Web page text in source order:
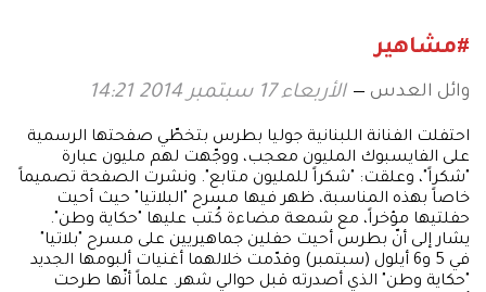
#مشاهير
وائل العدس الأربعاء 17 سبتمبر 2014 14:21
احتفلت الفنانة اللبنانية جوليا بطرس بتخطّي صفحتها الرسمية
على الفايسبوك المليون معجب، ووجّهت لهم مليون عبارة
"شكراً"، وعلقت: "شكراً للمليون متابع". ونشرت الصفحة تصميماً
خاصاً بهذه المناسبة، ظهر فيها مسرح "البلاتيا" حيث أحيت
حفلتيها مؤخراً، مع شمعة مضاءة كُتب عليها "حكاية وطن".
يشار إلى أنّ بطرس أحيت حفلين جماهيريين على مسرح "بلاتيا"
في 5 و6 أيلول (سبتمبر) وقدّمت خلالهما أغنيات ألبومها الجديد
"حكاية وطن" الذي أصدرته قبل حوالي شهر. علماً أنّها طرحت